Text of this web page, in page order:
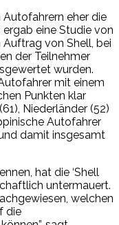
eher die
eine Studie von
von Shell, bei
der Teilnehmer
wurden.
mit einem
Punkten klar
Niederländer (52)
Autofahrer
damit insgesamt
hat die ‘Shell
untermauert.
welchen
die